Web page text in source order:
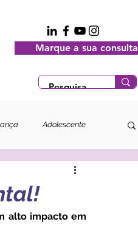
Marque a sua consulta
Adolescente